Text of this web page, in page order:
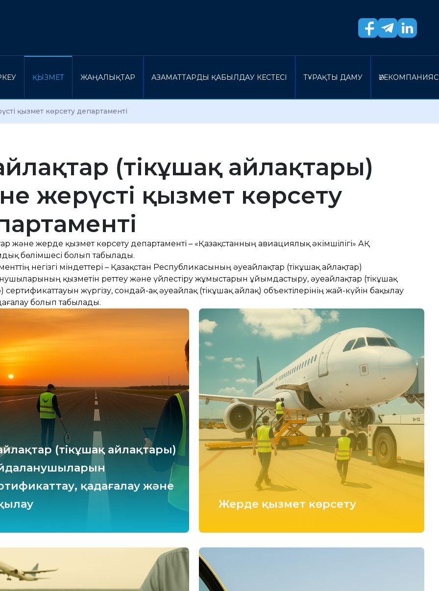
ҚЫЗМЕТ ЖАҢАЛЫҚТАР АЗАМАТТАРДЫ ҚАБЫЛДАУ КЕСТЕСI ТҰРАҚТЫ ДАМУ
қызмет көрсету департаменті
(тікұшақ айлақтары)
жерүсті қызмет көрсету
және жерде қызмет көрсету департаменті – «Қазақстанның авиациялық әкімшілігі» АҚ
бөлімшесі болып табылады.
негізгі міндеттері – Қазақстан Республикасының әуеайлақтар (тікұшақ айлақтар)
қызметін реттеу және үйлестіру жұмыстарын ұйымдастыру, әуеайлақтар (тікұшақ
сертификаттауын жүргізу, сондай-ақ әуеайлақ (тікұшақ айлақ) объектілерінің жай-күйін бақылау
болып табылады.
(тікұшақ айлақтары)
қадағалау және
Жерде қызмет көрсету